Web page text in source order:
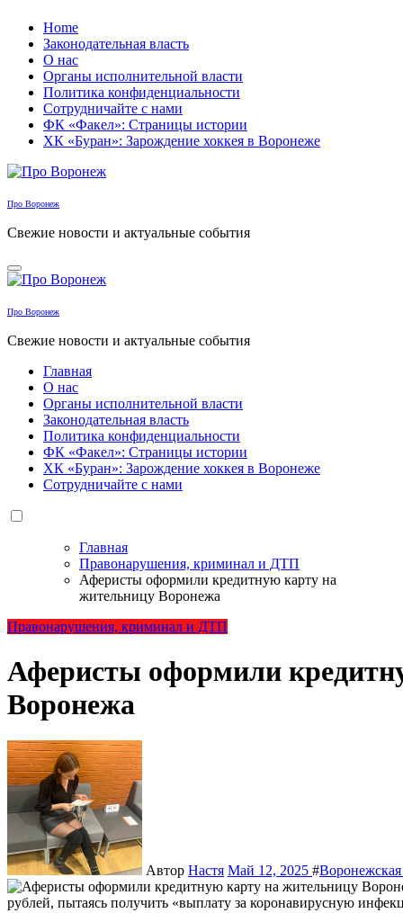
Перейти
содержанию
Home
Законодательная власть
О нас
Органы исполнительной власти
Политика конфиденциальности
Сотрудничайте с нами
ФК «Факел»: Страницы истории
ХК «Буран»: Зарождение хоккея в Воронеже
Про Воронеж
Свежие новости и актуальные события
Про Воронеж
Свежие новости и актуальные события
Главная
О нас
Органы исполнительной власти
Законодательная власть
Политика конфиденциальности
ФК «Факел»: Страницы истории
ХК «Буран»: Зарождение хоккея в Воронеже
Сотрудничайте с нами
Главная
Правонарушения, криминал и ДТП
Аферисты оформили кредитную карту на
жительницу Воронежа
Правонарушения, криминал и ДТП
Аферисты оформили
Воронежа
Автор Настя Май 12, 2025 #Воронежская